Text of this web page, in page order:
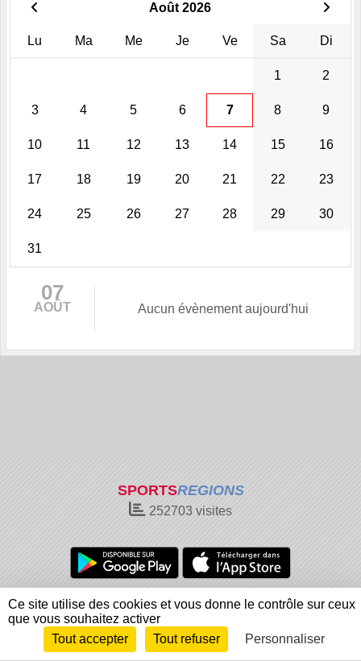
Août 2026
Lu Ma Me Je Ve Sa Di
1 2
3 4 5 6 7 8 9
10 11 12 13 14 15 16
17 18 19 20 21 22 23
24 25 26 27 28 29 30
31
07
AOÛT Aucun évènement aujourd'hui
SPORTSREGIONS
252703 visites
Charte cookies
Gestion des cookies
Informations légales
Signaler un contenu inapproprié
Envie de participer ?
Connexion
Ce site utilise des cookies et vous donne le contrôle sur ceux
que vous souhaitez activer
Tout accepter
Tout refuser Personnaliser